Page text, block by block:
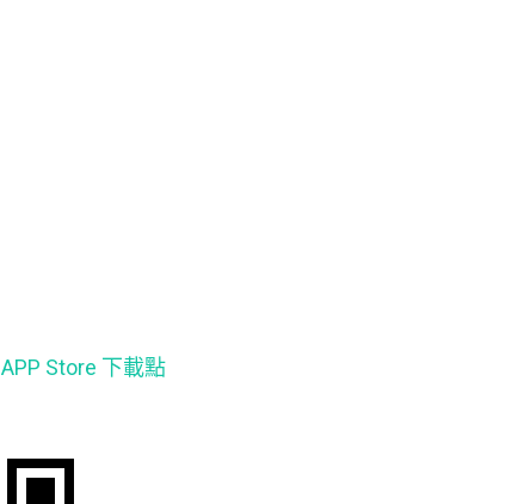
APP Store 下載點